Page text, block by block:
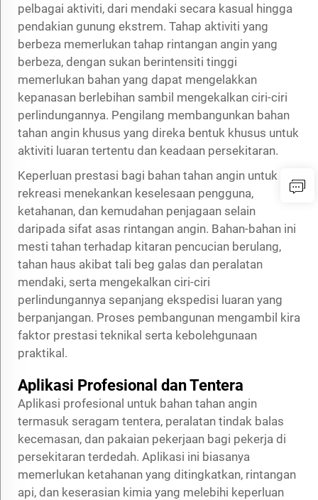
pelbagai aktiviti, dari mendaki secara kasual hingga
pendakian gunung ekstrem. Tahap aktiviti yang
berbeza memerlukan tahap rintangan angin yang
berbeza, dengan sukan berintensiti tinggi
memerlukan bahan yang dapat mengelakkan
kepanasan berlebihan sambil mengekalkan ciri-ciri
perlindungannya. Pengilang membangunkan bahan
tahan angin khusus yang direka bentuk khusus untuk
aktiviti luaran tertentu dan keadaan persekitaran.
Keperluan prestasi bagi bahan tahan angin untuk
rekreasi menekankan keselesaan pengguna,
ketahanan, dan kemudahan penjagaan selain
daripada sifat asas rintangan angin. Bahan-bahan ini
mesti tahan terhadap kitaran pencucian berulang,
tahan haus akibat tali beg galas dan peralatan
mendaki, serta mengekalkan ciri-ciri
perlindungannya sepanjang ekspedisi luaran yang
berpanjangan. Proses pembangunan mengambil kira
faktor prestasi teknikal serta kebolehgunaan
praktikal.
Aplikasi Profesional dan Tentera
Aplikasi profesional untuk bahan tahan angin
termasuk seragam tentera, peralatan tindak balas
kecemasan, dan pakaian pekerjaan bagi pekerja di
persekitaran terdedah. Aplikasi ini biasanya
memerlukan ketahanan yang ditingkatkan, rintangan
api, dan keserasian kimia yang melebihi keperluan